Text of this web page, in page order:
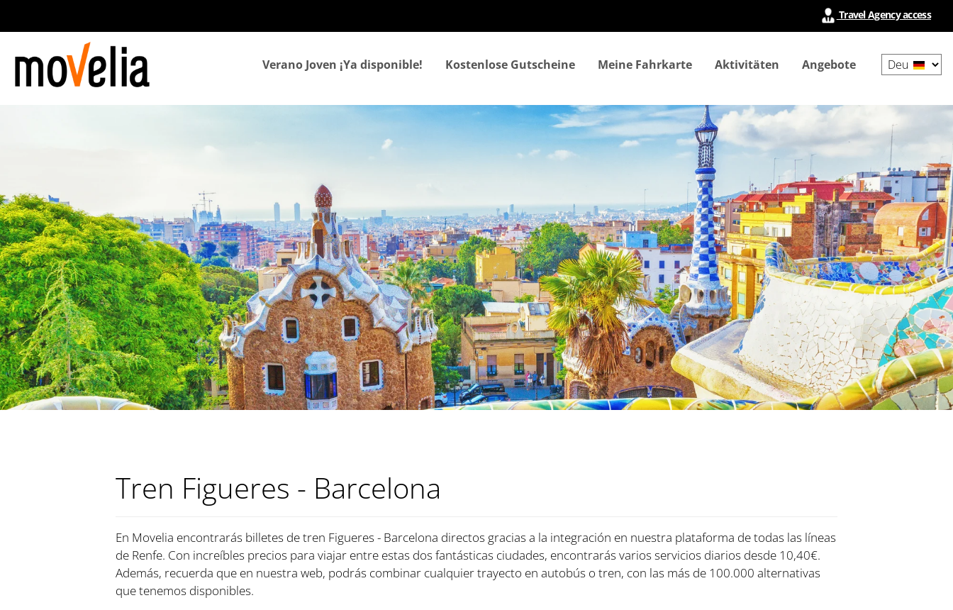
Travel Agency access
NavegaciónVerano Joven ¡Ya disponible! Kostenlose Gutscheine Meine Fahrkarte Aktivitäten Angebote
your
Tren Figueres - Barcelona
En Movelia encontrarás billetes de tren Figueres - Barcelona directos gracias a la integración en nuestra plataforma de todas las líneas
de Renfe. Con increíbles precios para viajar entre estas dos fantásticas ciudades, encontrarás varios servicios diarios desde 10,40€.
Además, recuerda que en nuestra web, podrás combinar cualquier trayecto en autobús o tren, con las más de 100.000 alternativas
que tenemos disponibles.